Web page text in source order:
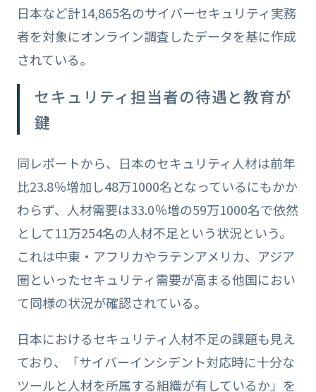
日本など計14,865名のサイバーセキュリティ実務
者を対象にオンライン調査したデータを基に作成
されている。
セキュリティ担当者の待遇と教育が
鍵
同レポートから、日本のセキュリティ人材は前年
比23.8％増加し48万1000名となっているにもかか
わらず、人材需要は33.0％増の59万1000名で依然
として11万254名の人材不足という状況という。
これは中東・アフリカやラテンアメリカ、アジア
圏といったセキュリティ需要が高まる他国におい
て同様の状況が確認されている。
日本におけるセキュリティ人材不足の課題も見え
ており、「サイバーインシデント対応時に十分な
ツールと人材を所属する組織が有しているか」を